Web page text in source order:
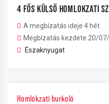
4 FŐS KÜLSŐ HOMLOKZATI
A megbízatás ideje 4 hét
Megbízatás kezdete 20/
Északnyugat
Homlokzati burkoló